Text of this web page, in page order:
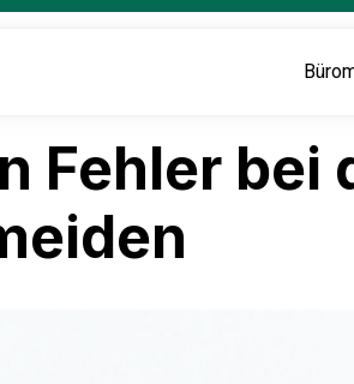
Fehler